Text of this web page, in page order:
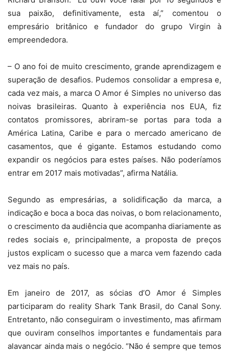
sua paixão, definitivamente, esta aí,” comentou o
empresário britânico e fundador do grupo Virgin à
empreendedora.
– O ano foi de muito crescimento, grande aprendizagem e
superação de desafios. Pudemos consolidar a empresa e,
cada vez mais, a marca O Amor é Simples no universo das
noivas brasileiras. Quanto à experiência nos EUA, fiz
contatos promissores, abriram-se portas para toda a
América Latina, Caribe e para o mercado americano de
casamentos, que é gigante. Estamos estudando como
expandir os negócios para estes países. Não poderíamos
entrar em 2017 mais motivadas”, afirma Natália.
Segundo as empresárias, a solidificação da marca, a
indicação e boca a boca das noivas, o bom relacionamento,
o crescimento da audiência que acompanha diariamente as
redes sociais e, principalmente, a proposta de preços
justos explicam o sucesso que a marca vem fazendo cada
vez mais no país.
Em janeiro de 2017, as sócias d’O Amor é Simples
participaram do reality Shark Tank Brasil, do Canal Sony.
Entretanto, não conseguiram o investimento, mas afirmam
que ouviram conselhos importantes e fundamentais para
alavancar ainda mais o negócio. “Não é sempre que temos